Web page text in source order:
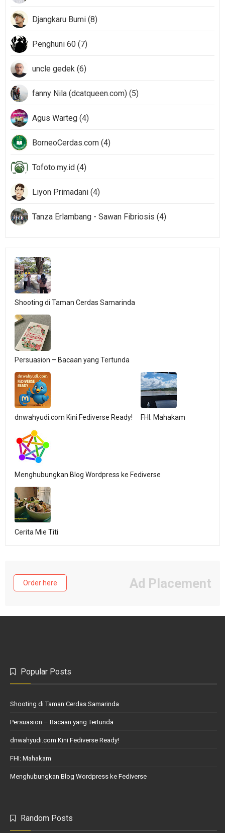
Djangkaru Bumi (8)
Penghuni 60 (7)
uncle gedek (6)
fanny Nila (dcatqueen.com) (5)
Agus Warteg (4)
BorneoCerdas.com (4)
Tofoto.my.id (4)
Liyon Primadani (4)
Tanza Erlambang - Sawan Fibriosis (4)
Shooting di Taman Cerdas Samarinda
Persuasion – Bacaan yang Tertunda
dnwahyudi.com Kini Fediverse Ready! FHI: Mahakam
Menghubungkan Blog Wordpress ke Fediverse
Cerita Mie Titi
Order here Ad Placement
Popular Posts
Shooting di Taman Cerdas Samarinda
Persuasion – Bacaan yang Tertunda
dnwahyudi.com Kini Fediverse Ready!
FHI: Mahakam
Menghubungkan Blog Wordpress ke Fediverse
Random Posts